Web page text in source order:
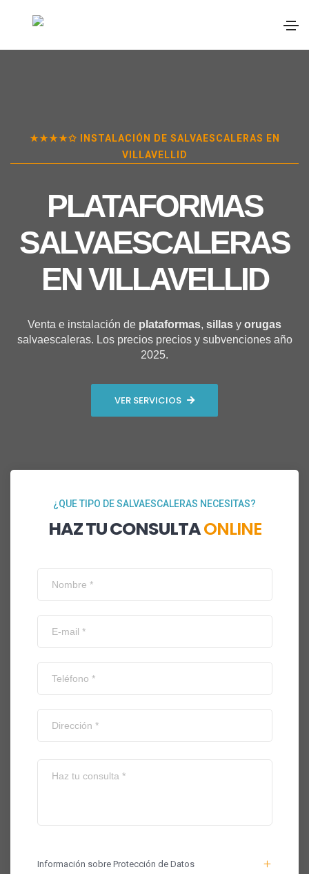
★★★★✩ INSTALACIÓN DE SALVAESCALERAS EN
VILLAVELLID
PLATAFORMAS
SALVAESCALERAS
ENVILLAVELLID
Venta e instalación de plataformas, sillas y orugas
salvaescaleras. Los precios precios y subvenciones año
2025.
VER SERVICIOS
¿QUE TIPO DE SALVAESCALERAS NECESITAS?
HAZ TU CONSULTAONLINE
Información sobre Protección de Datos